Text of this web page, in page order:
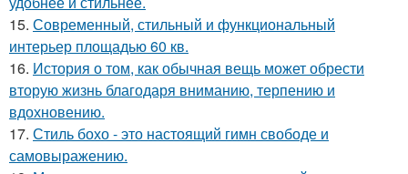
15. Современный, стильный и функциональный
интерьер площадью 60 кв.
16. История о том, как обычная вещь может обрести
вторую жизнь благодаря вниманию, терпению и
вдохновению.
17. Стиль бохо - это настоящий гимн свободе и
самовыражению.